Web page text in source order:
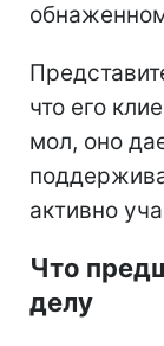
что его
мол, оно
активно
Что
делу